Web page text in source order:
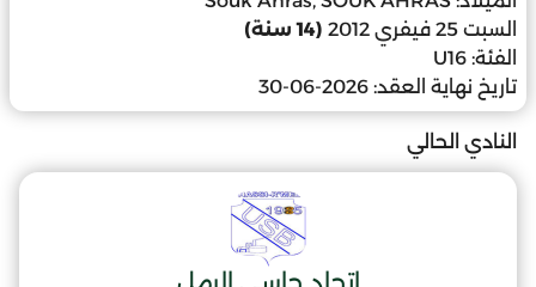
السبت 25 فيفري 2012
(14 سنة)
الفئة: U16
تاريخ نهاية العقد: 2026-06-30
النادي الحالي